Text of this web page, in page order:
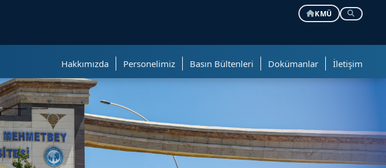
KMÜ
Hakkımızda Personelimiz Basın Bültenleri Dokümanlar İletişim